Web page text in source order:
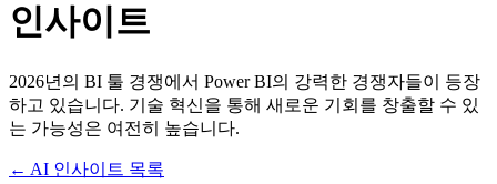
인사이트
2026년의 BI 툴 경쟁에서 Power BI의 강력한 경쟁자들이 등장
하고 있습니다. 기술 혁신을 통해 새로운 기회를 창출할 수 있
는 가능성은 여전히 높습니다.
← AI 인사이트 목록